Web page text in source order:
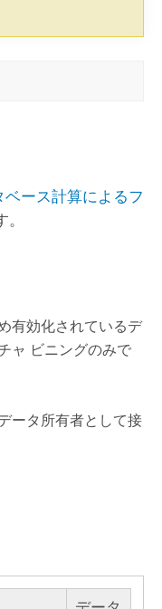
ベース計算によるフ
有効化されているデ
ャ ビニングのみで
ータ所有者として接